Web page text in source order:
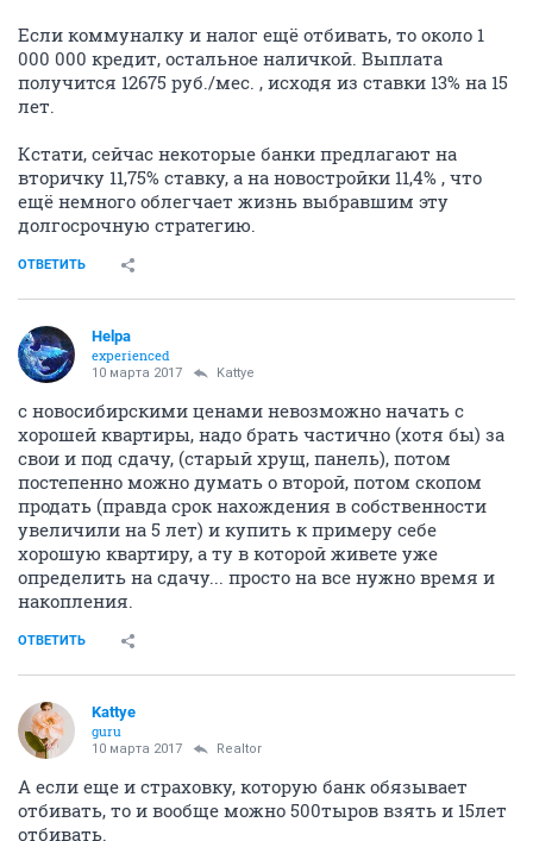
Если коммуналку и налог ещё отбивать, то около 1
000 000 кредит, остальное наличкой. Выплата
получится 12675 руб./мес. , исходя из ставки 13% на 15
лет.
Кстати, сейчас некоторые банки предлагают на
вторичку 11,75% ставку, а на новостройки 11,4% , что
ещё немного облегчает жизнь выбравшим эту
долгосрочную стратегию.
ОТВЕТИТЬ
Helpa
experienced
10 марта 2017 Kattye
с новосибирскими ценами невозможно начать с
хорошей квартиры, надо брать частично (хотя бы) за
свои и под сдачу, (старый хрущ, панель), потом
постепенно можно думать о второй, потом скопом
продать (правда срок нахождения в собственности
увеличили на 5 лет) и купить к примеру себе
хорошую квартиру, а ту в которой живете уже
определить на сдачу... просто на все нужно время и
накопления.
ОТВЕТИТЬ
Kattye
guru
10 марта 2017 Realtor
А если еще и страховку, которую банк обязывает
отбивать, то и вообще можно 500тыров взять и 15лет
отбивать.